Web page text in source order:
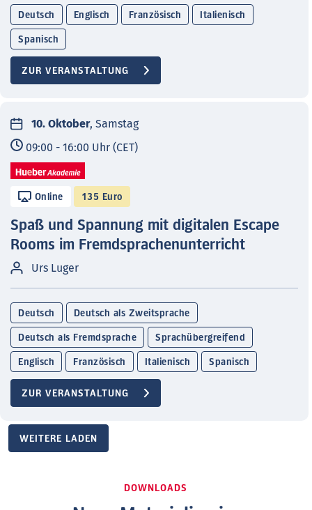
Deutsch Englisch Französisch Italienisch
Spanisch
ZUR VERANSTALTUNG
10. Oktober, Samstag
09:00 - 16:00 Uhr (CET)
Online 135 Euro
Spaß und Spannung mit digitalen Escape
Rooms im Fremdsprachenunterricht
Urs Luger
Deutsch Deutsch als Zweitsprache
Deutsch als Fremdsprache Sprachübergreifend
Englisch Französisch Italienisch Spanisch
ZUR VERANSTALTUNG
WEITERE LADEN
DOWNLOADS